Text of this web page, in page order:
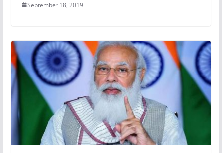
September 18, 2019